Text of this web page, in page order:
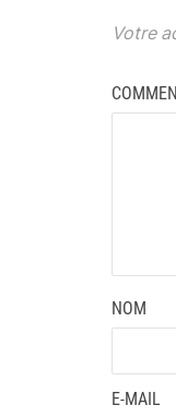
Votre
NOM
E-MAIL